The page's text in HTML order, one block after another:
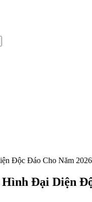
Độc Đáo Cho Năm 2026
Đại Diện